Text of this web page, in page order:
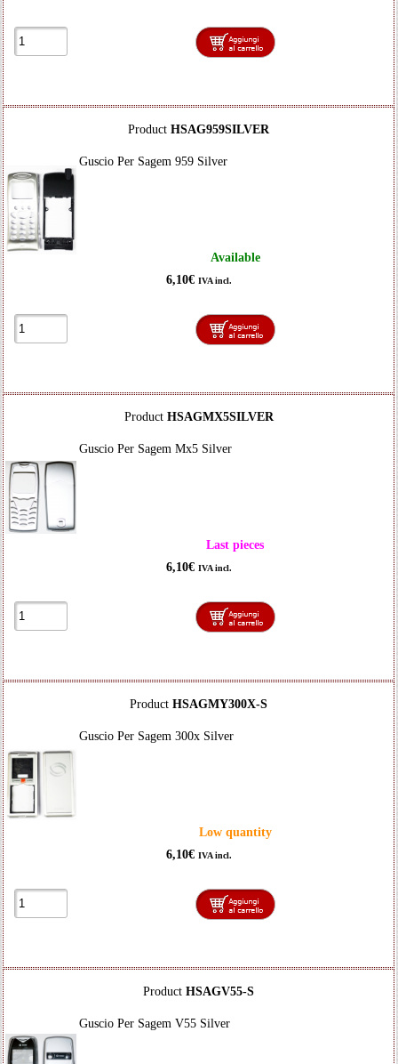
Product HSAG959SILVER
Guscio Per Sagem 959 Silver
Available
6,10€ IVA incl.
Product HSAGMX5SILVER
Guscio Per Sagem Mx5 Silver
Last pieces
6,10€ IVA incl.
Product HSAGMY300X-S
Guscio Per Sagem 300x Silver
Low quantity
6,10€ IVA incl.
Product HSAGV55-S
Guscio Per Sagem V55 Silver